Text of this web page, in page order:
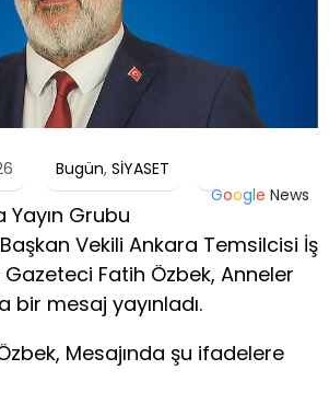
Bugün, SİYASET
Google News
Yayın Grubu
Vekili Ankara Temsilcisi İş
Gazeteci Fatih Özbek, Anneler
bir mesaj yayınladı.
Mesajında şu ifadelere